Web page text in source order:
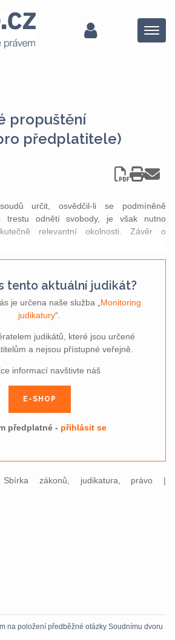
Menu
propuštění
předplatitele)
určit, osvědčil-li se podmíněně
trestu odnětí svobody, je však nutno
relevantní okolnosti. Závěr o
tento aktuální judikát?
je určena naše služba „ Monitoring
judikatury“.
judikátů, které jsou určené
a nejsou přístupné veřejně.
informací navštivte náš
E-SHOP
předplatné - přihlásit se
zákonů, judikatura, právo |
na položení předběžné otázky Soudnímu dvoru